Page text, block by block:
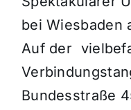
bei Wiesbaden
Auf der
Bundesstraße